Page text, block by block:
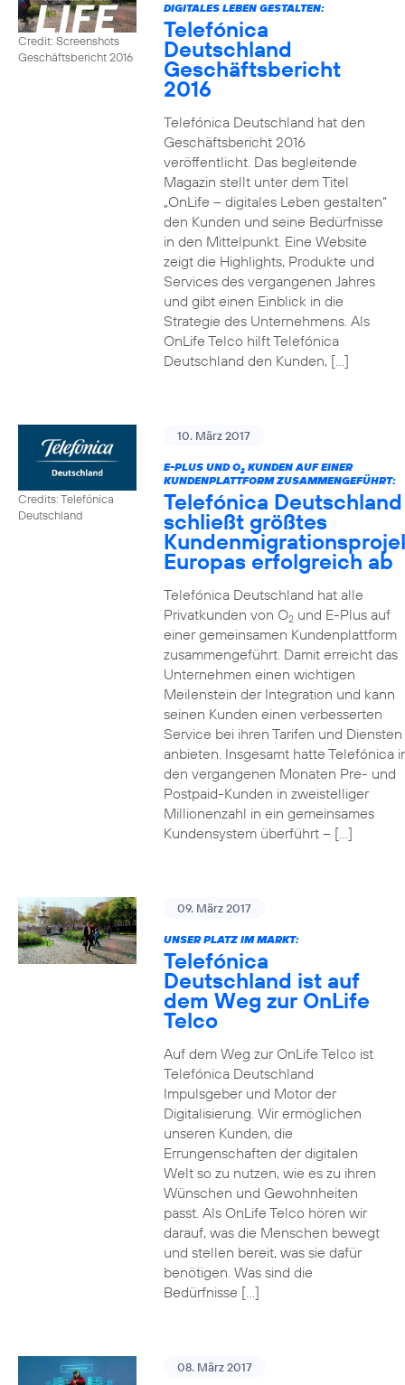
Credit: Screenshots
Geschäftsbericht 2016
DIGITALES LEBEN GESTALTEN:
Telefónica
Deutschland
Geschäftsbericht
2016
Telefónica Deutschland hat den
Geschäftsbericht 2016
veröffentlicht. Das begleitende
Magazin stellt unter dem Titel
„OnLife – digitales Leben gestalten“
den Kunden und seine Bedürfnisse
in den Mittelpunkt. Eine Website
zeigt die Highlights, Produkte und
Services des vergangenen Jahres
und gibt einen Einblick in die
Strategie des Unternehmens. Als
OnLife Telco hilft Telefónica
Deutschland den Kunden, […]
Credits: Telefónica
Deutschland
10. März 2017
E-PLUS UND O2KUNDEN AUF EINER
KUNDENPLATTFORM ZUSAMMENGEFÜHRT:
Telefónica Deutschland
schließt größtes
Europas erfolgreich ab
Telefónica Deutschland hat alle
Privatkunden von O2und E-Plus auf
einer gemeinsamen Kundenplattform
zusammengeführt. Damit erreicht das
Unternehmen einen wichtigen
Meilenstein der Integration und kann
seinen Kunden einen verbesserten
Service bei ihren Tarifen und Diensten
anbieten. Insgesamt hatte Telefónica
den vergangenen Monaten Pre- und
Postpaid-Kunden in zweistelliger
Millionenzahl in ein gemeinsames
Kundensystem überführt – […]
09. März 2017
UNSER PLATZ IM MARKT:
Telefónica
Deutschland ist auf
dem Weg zur OnLife
Telco
Auf dem Weg zur OnLife Telco ist
Telefónica Deutschland
Impulsgeber und Motor der
Digitalisierung. Wir ermöglichen
unseren Kunden, die
Errungenschaften der digitalen
Welt so zu nutzen, wie es zu ihren
Wünschen und Gewohnheiten
passt. Als OnLife Telco hören wir
darauf, was die Menschen bewegt
und stellen bereit, was sie dafür
benötigen. Was sind die
Bedürfnisse […]
08. März 2017